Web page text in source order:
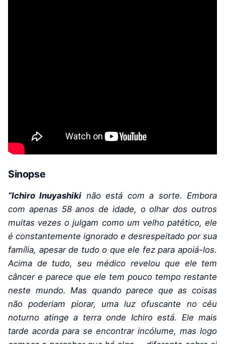
Sinopse
“Ichiro Inuyashiki não está com a sorte. Embora
com apenas 58 anos de idade, o olhar dos outros
muitas vezes o julgam como um velho patético, ele
é constantemente ignorado e desrespeitado por sua
família, apesar de tudo o que ele fez para apoiá-los.
Acima de tudo, seu médico revelou que ele tem
câncer e parece que ele tem pouco tempo restante
neste mundo. Mas quando parece que as coisas
não poderiam piorar, uma luz ofuscante no céu
noturno atinge a terra onde Ichiro está. Ele mais
tarde acorda para se encontrar incólume, mas logo